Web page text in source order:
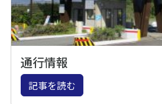
通行情報
記事を読む